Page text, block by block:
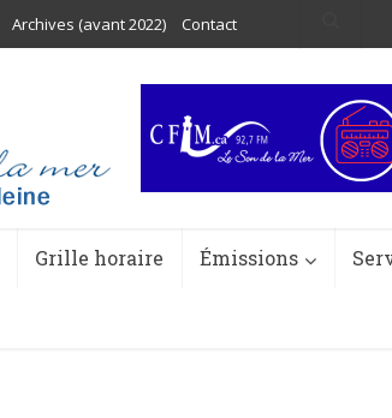
Archives (avant 2022) Contact
Grille horaire Émissions